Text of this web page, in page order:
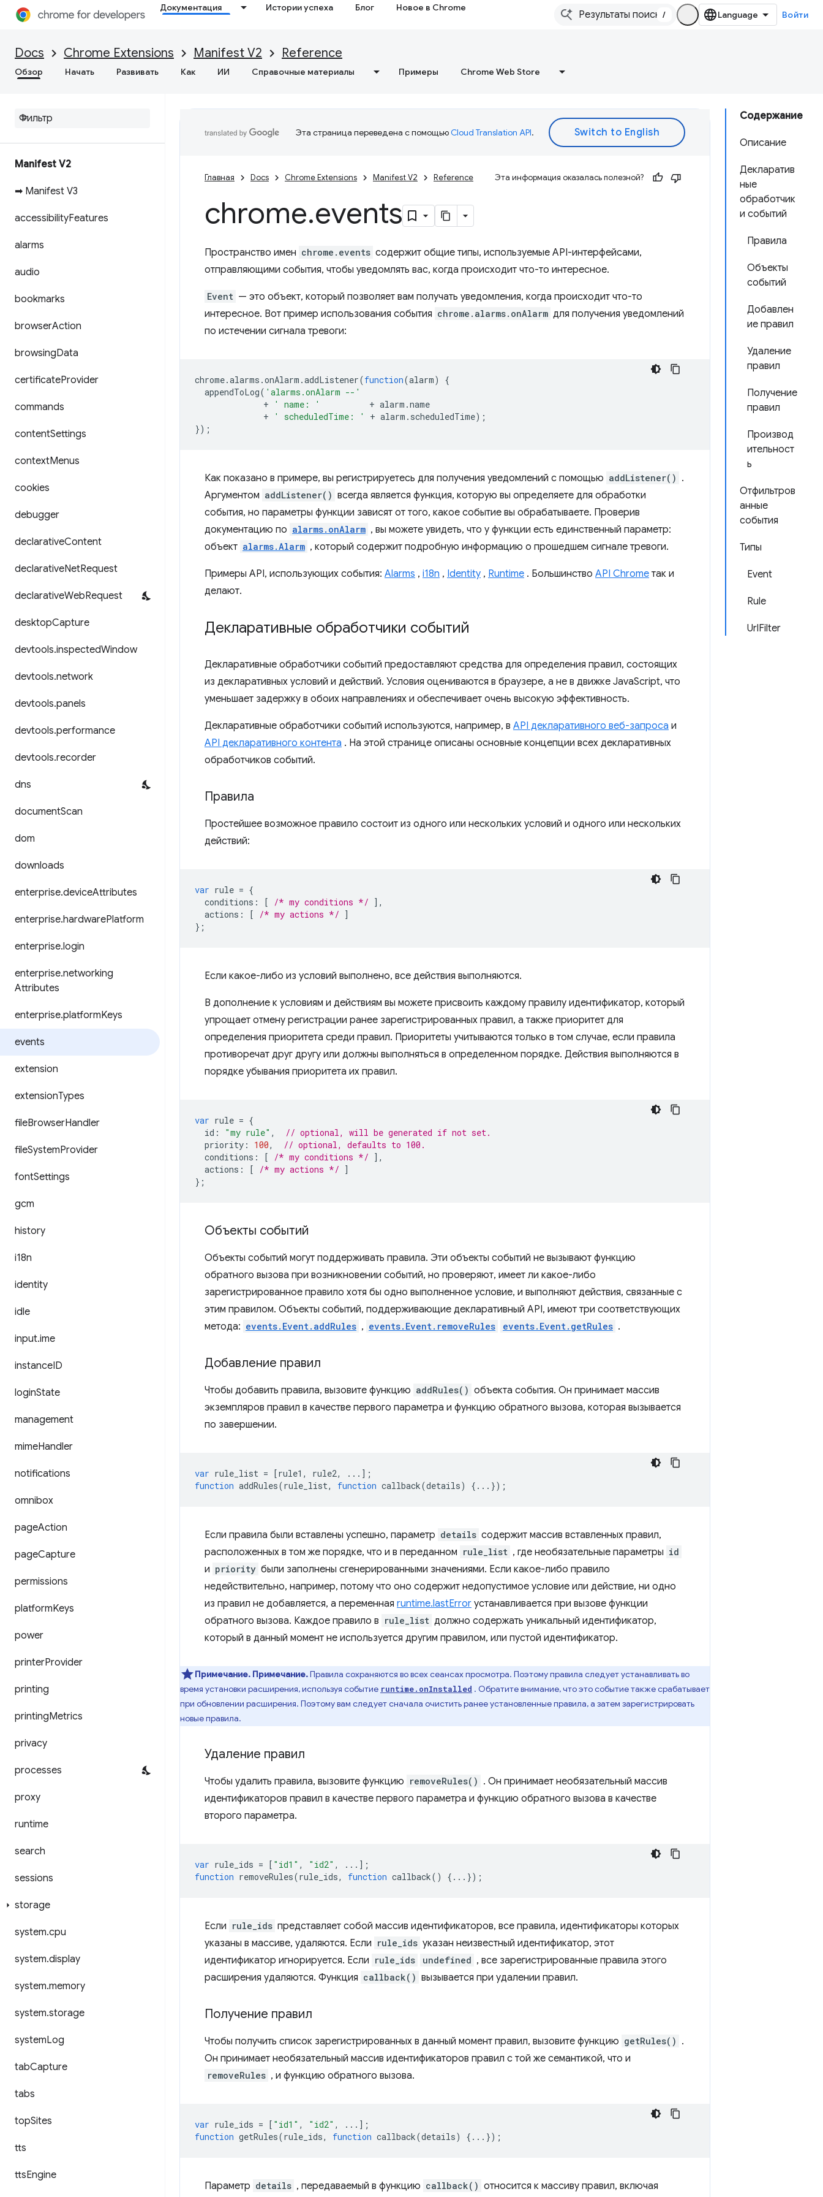
Документация Истории успеха Блог Новое в Chrome
/ Войти
Docs Chrome Extensions Manifest V2 Reference
Обзор Начать Развивать Как ИИ Справочные материалы Примеры Chrome Web Store
Manifest V2
➡ Manifest V3
accessibilityFeatures
alarms
audio
bookmarks
browserAction
browsingData
certificateProvider
commands
contentSettings
contextMenus
cookies
debugger
declarativeContent
declarativeNetRequest
declarativeWebRequest
desktopCapture
devtools.inspectedWindow
devtools.network
devtools.panels
devtools.performance
devtools.recorder
dns
documentScan
dom
downloads
enterprise.deviceAttributes
enterprise.hardwarePlatform
enterprise.login
enterprise.networking
Attributes
enterprise.platformKeys
events
extension
extensionTypes
fileBrowserHandler
fileSystemProvider
fontSettings
gcm
history
i18n
identity
idle
input.ime
instanceID
loginState
management
mimeHandler
notifications
omnibox
pageAction
pageCapture
permissions
platformKeys
power
printerProvider
printing
printingMetrics
privacy
processes
proxy
runtime
search
sessions
storage
system.cpu
system.display
system.memory
system.storage
systemLog
tabCapture
tabs
topSites
tts
ttsEngine
Содержание
Описание
Декларатив
ные
обработчик
и событий
Правила
Объекты
событий
Добавлен
ие правил
Удаление
правил
Получение
правил
Производ
ительност
ь
Отфильтров
анные
события
Типы
Event
Rule
UrlFilter
Эта страница переведена с помощьюCloud Translation API.
Главная Docs Chrome Extensions Manifest V2 Reference Эта информация оказалась полезной?
chrome.events
Пространство имен chrome.events содержит общие типы, используемые API-интерфейсами,
отправляющими события, чтобы уведомлять вас, когда происходит что-то интересное.
Event — это объект, который позволяет вам получать уведомления, когда происходит что-то
интересное. Вот пример использования события chrome.alarms.onAlarm для получения уведомлений
по истечении сигнала тревоги:
chrome.alarms .onAlarm .addListener(function(alarm)
{
appendToLog( 'alarms.onAlarm --'
+
' name: ' + alarm .name
+
' scheduledTime: ' + alarm . scheduledTime);
});
Как показано в примере, вы регистрируетесь для получения уведомлений с помощью addListener() .
Аргументом addListener() всегда является функция, которую вы определяете для обработки
события, но параметры функции зависят от того, какое событие вы обрабатываете. Проверив
документацию по alarms.onAlarm , вы можете увидеть, что у функции есть единственный параметр:
объект alarms.Alarm , который содержит подробную информацию о прошедшем сигнале тревоги.
Примеры API, использующих события: Alarms , i18n , Identity , Runtime . Большинство API Chrome так и
делают.
Декларативные обработчики событий
Декларативные обработчики событий предоставляют средства для определения правил, состоящих
из декларативных условий и действий. Условия оцениваются в браузере, а не в движке JavaScript, что
уменьшает задержку в обоих направлениях и обеспечивает очень высокую эффективность.
Декларативные обработчики событий используются, например, в API декларативного веб-запроса и
API декларативного контента . На этой странице описаны основные концепции всех декларативных
обработчиков событий.
Правила
Простейшее возможное правило состоит из одного или нескольких условий и одного или нескольких
действий:
var rule = {
conditions : [ /* my conditions */ ],
actions : [ /* my actions */ ]
};
Если какое-либо из условий выполнено, все действия выполняются.
В дополнение к условиям и действиям вы можете присвоить каждому правилу идентификатор, который
упрощает отмену регистрации ранее зарегистрированных правил, а также приоритет для
определения приоритета среди правил. Приоритеты учитываются только в том случае, если правила
противоречат друг другу или должны выполняться в определенном порядке. Действия выполняются в
порядке убывания приоритета их правил.
var rule = {
id : "my rule" ,
// optional, will be generated if not set.
priority : 100,
// optional, defaults to 100.
conditions : [ /* my conditions */ ],
actions : [ /* my actions */ ]
};
Объекты событий
Объекты событий могут поддерживать правила. Эти объекты событий не вызывают функцию
обратного вызова при возникновении событий, но проверяют, имеет ли какое-либо
зарегистрированное правило хотя бы одно выполненное условие, и выполняют действия, связанные с
этим правилом. Объекты событий, поддерживающие декларативный API, имеют три соответствующих
метода: events.Event.addRules , events.Event.removeRules events.Event.getRules .
Добавление правил
Чтобы добавить правила, вызовите функцию addRules() объекта события. Он принимает массив
экземпляров правил в качестве первого параметра и функцию обратного вызова, которая вызывается
по завершении.
var rule_list = [rule1 , rule2,
...];
function addRules(rule_list, function callback(details) {...});
Если правила были вставлены успешно, параметр details содержит массив вставленных правил,
расположенных в том же порядке, что и в переданном rule_list , где необязательные параметры id
и priority были заполнены сгенерированными значениями. Если какое-либо правило
недействительно, например, потому что оно содержит недопустимое условие или действие, ни одно
из правил не добавляется, а переменная runtime.lastError устанавливается при вызове функции
обратного вызова. Каждое правило в rule_list должно содержать уникальный идентификатор,
который в данный момент не используется другим правилом, или пустой идентификатор.
Примечание. Примечание.Правила сохраняются во всех сеансах просмотра. Поэтому правила следует устанавливать во
время установки расширения, используя событие runtime.onInstalled . Обратите внимание, что это событие также срабатывает
при обновлении расширения. Поэтому вам следует сначала очистить ранее установленные правила, а затем зарегистрировать
новые правила.
Удаление правил
Чтобы удалить правила, вызовите функцию removeRules() . Он принимает необязательный массив
идентификаторов правил в качестве первого параметра и функцию обратного вызова в качестве
второго параметра.
var rule_ids = [ "id1" , "id2" ,
...];
function removeRules(rule_ids, function callback() {...});
Если rule_ids представляет собой массив идентификаторов, все правила, идентификаторы которых
указаны в массиве, удаляются. Если rule_ids указан неизвестный идентификатор, этот
идентификатор игнорируется. Если rule_ids undefined , все зарегистрированные правила этого
расширения удаляются. Функция callback() вызывается при удалении правил.
Получение правил
Чтобы получить список зарегистрированных в данный момент правил, вызовите функцию getRules() .
Он принимает необязательный массив идентификаторов правил с той же семантикой, что и
removeRules , и функцию обратного вызова.
var rule_ids = [ "id1" , "id2" ,
...];
function getRules(rule_ids, function callback(details) {...});
Параметр details , передаваемый в функцию callback() относится к массиву правил, включая